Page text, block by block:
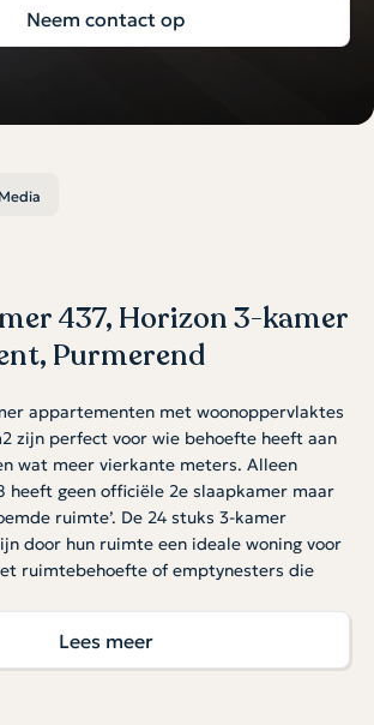
Neem contact op
Media
437, Horizon 3-kamer
Purmerend
appartementen met woonoppervlaktes
zijn perfect voor wie behoefte heeft aan
wat meer vierkante meters. Alleen
heeft geen officiële 2e slaapkamer maar
ruimte’. De 24 stuks 3-kamer
door hun ruimte een ideale woning voor
ruimtebehoefte of emptynesters die
(bnrs 377 en 378) hebben een
plaats van een uitkragend balkon.
Lees meer